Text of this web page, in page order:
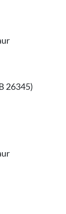
26345)